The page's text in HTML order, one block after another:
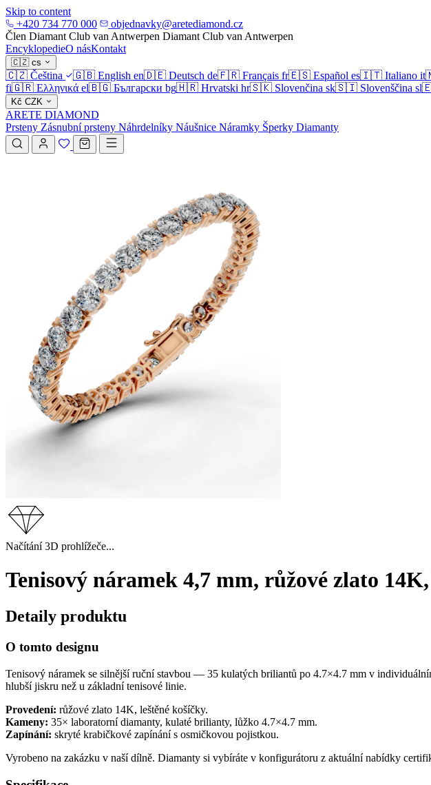
Skip to content
+420 734 770 000
objednavky@aretediamond.cz
Člen Diamant Club van Antwerpen Diamant Club van Antwerpen
EncyklopedieO násKontakt
🇨🇿 cs
🇨🇿 Čeština 🇬🇧 English en🇩🇪 Deutsch de🇫🇷 Français fr🇪🇸 Español es🇮🇹 Italiano it
fi🇬🇷 Ελληνικά el🇧🇬 Български bg🇭🇷 Hrvatski hr🇸🇰 Slovenčina sk🇸🇮 Slovenščina sl
Kč CZK
ARETE DIAMOND
Prsteny Zásnubní prsteny Náhrdelníky Náušnice Náramky Šperky Diamanty
Načítání 3D prohlížeče...
Tenisový náramek 4,7 mm, růžové zlato
Detaily produktu
O tomto designu
Tenisový náramek se silnější ruční stavbou — 35 kulatých briliantů po 4.7×4.7 mm v
hlubší jiskru než u základní tenisové linie.
Provedení: růžové zlato 14K, leštěné košíčky.
Kameny: 35× laboratorní diamanty, kulaté brilianty, lůžko 4.7×4.7 mm.
Zapínání: skryté krabičkové zapínání s osmičkovou pojistkou.
Vyrobeno na zakázku v naší dílně. Diamanty si vybíráte v konfigurátoru z aktuální nabídky